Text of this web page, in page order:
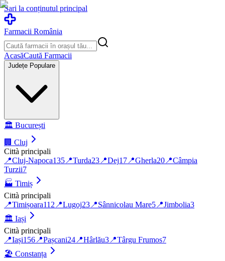
Sari la conținutul principal
Farmacii România
AcasăCaută Farmacii
Județe Populare
🏛️ București
🏢 Cluj
Città principali
📍Cluj-Napoca135 📍Turda23 📍Dej17 📍Gherla20 📍Câmpia
Turzii7
🏭 Timiș
Città principali
📍Timișoara112 📍Lugoj23 📍Sânnicolau Mare5 📍Jimbolia3
🏛️ Iași
Città principali
📍Iași156 📍Pașcani24 📍Hârlău3 📍Târgu Frumos7
🏖️ Constanța